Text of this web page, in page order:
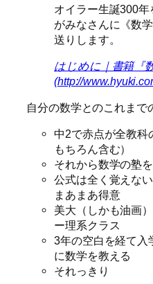
オイラー生誕300
がみなさんに《数
送りします。
はじめに｜書籍『
(http://
自分の数学とのこれまで
中2で赤点が全教科
もちろん含む）
それから数学の塾
公式は全く覚えな
まあまあ得意
美大（しかも油画
ー理系クラス
3年の空白を経て入
に数学を教える
それっきり